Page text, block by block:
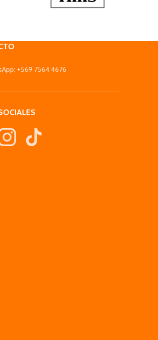
+569 7564 4676